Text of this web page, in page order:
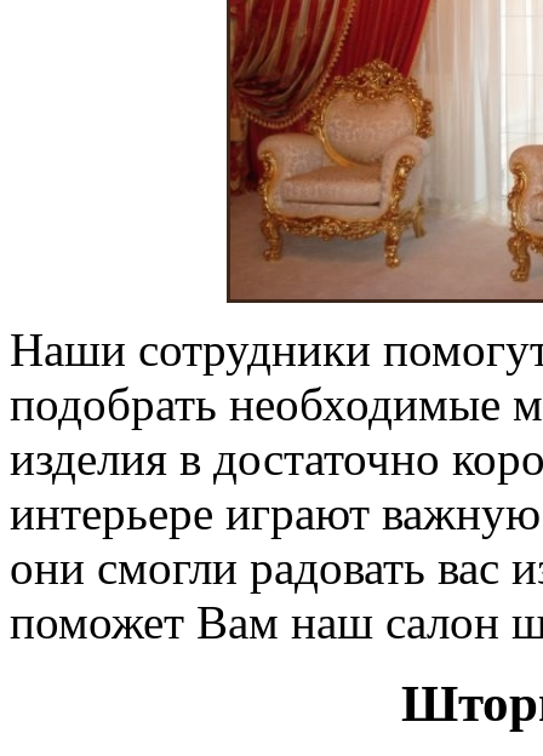
Наши сотрудники
подобрать необходимые
изделия в достаточно
интерьере играют
они смогли радовать вас
поможет Вам наш салон